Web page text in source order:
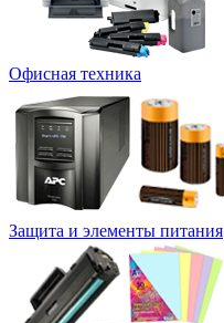
Офисная техника
Защита и элементы питания